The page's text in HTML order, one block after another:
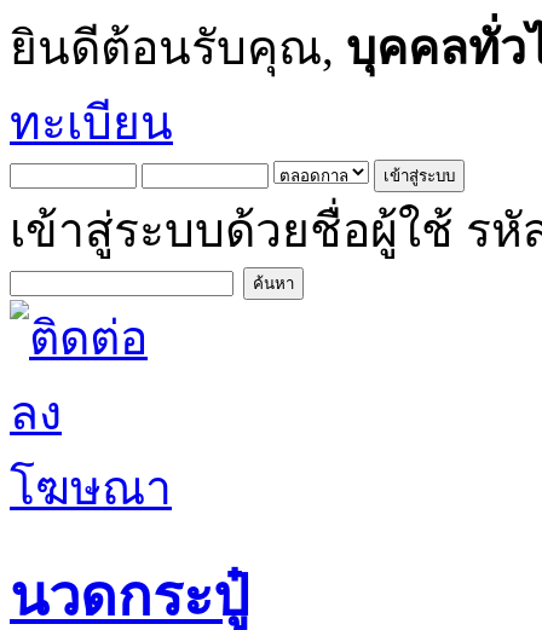
ยินดีต้อนรับคุณ, บุคคลทั่ว
ทะเบียน
เข้าสู่ระบบด้วยชื่อผู้ใช้ รหั
นวดกระปู๋